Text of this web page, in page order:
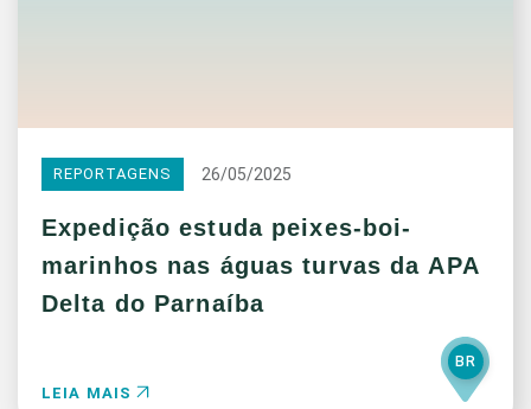
REPORTAGENS 26/05/2025
Expedição estuda peixes-boi-
marinhos nas águas turvas da APA
Delta do Parnaíba
LEIA MAIS
BR